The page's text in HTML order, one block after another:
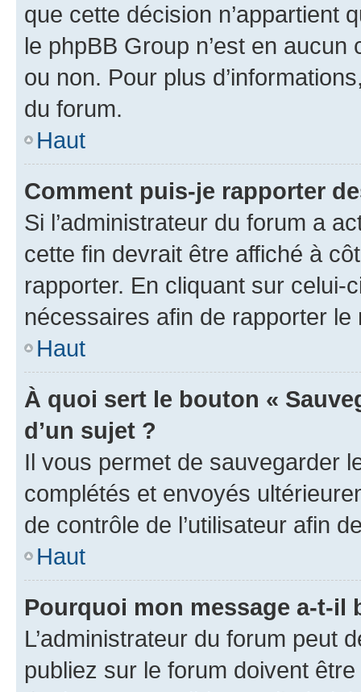
que cette décision n’appartient
le phpBB Group n’est en
ou non. Pour plus
du forum.
Haut
Comment puis-je rapporter
Si l’administrateur du forum a
cette fin devrait être affiché à
rapporter. En cliquant sur
nécessaires afin de rapporter le
Haut
À quoi sert le bouton «
d’un sujet ?
Il vous permet de sauvegarder
complétés et envoyés
de contrôle de l’utilisateur afin
Haut
Pourquoi mon message a-t-il
L’administrateur du forum peut
publiez sur le forum doivent